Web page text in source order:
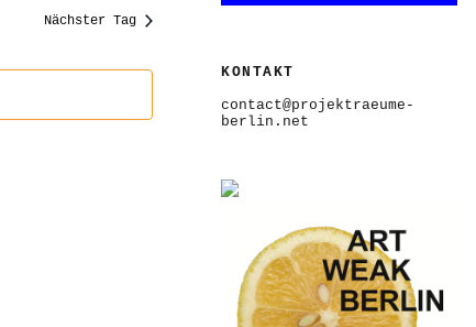
Nächster Tag
KONTAKT
contact@projektraeume-
berlin.net